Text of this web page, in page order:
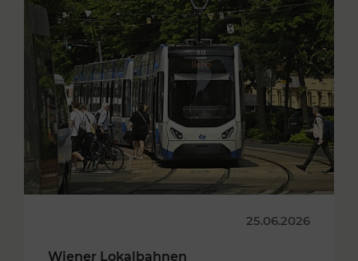
25.06.2026
Wiener Lokalbahnen